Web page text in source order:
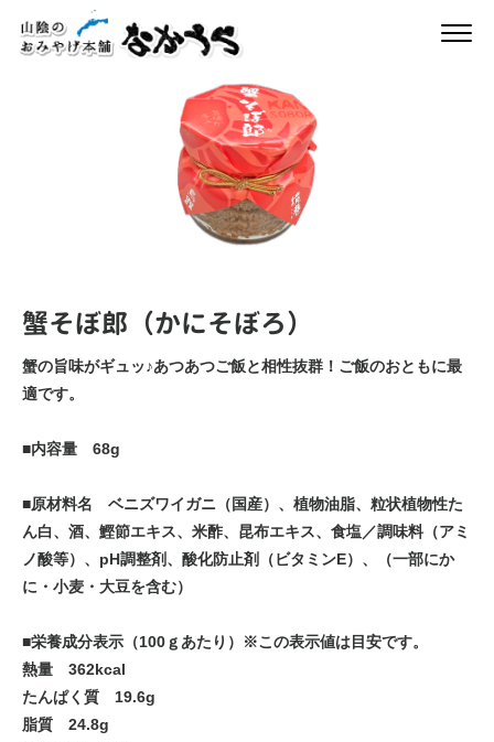
蟹そぼ郎（かにそぼろ）
蟹の旨味がギュッ♪あつあつご飯と相性抜群！ご飯のおともに最
適です。
■内容量 68g
■原材料名 ベニズワイガニ（国産）、植物油脂、粒状植物性た
ん白、酒、鰹節エキス、米酢、昆布エキス、食塩／調味料（アミ
ノ酸等）、pH調整剤、酸化防止剤（ビタミンE）、（一部にか
に・小麦・大豆を含む）
■栄養成分表示（100ｇあたり）※この表示値は目安です。
熱量 362kcal
たんぱく質 19.6g
脂質 24.8g